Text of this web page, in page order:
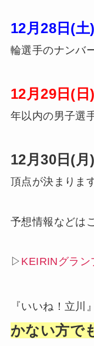
12月28日(土)
輪選手のナンバ
12月29日(日)
年以内の男子選
12月30日(月)
頂点が決まります
予想情報などは
▷ KEIRINグラン
『いいね！立川
かない方で